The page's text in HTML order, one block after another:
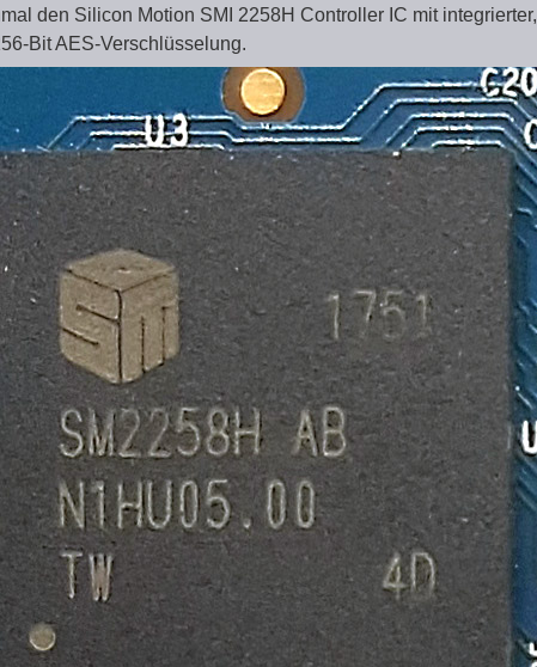
den Silicon Motion SMI 2258H Controller IC mit integrierter,
Bit AES-Verschlüsselung.